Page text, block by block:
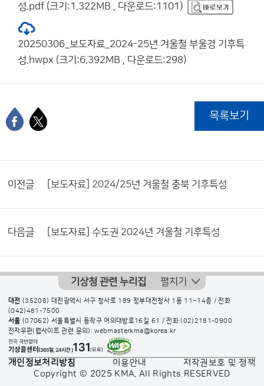
성.pdf (크기:1.322MB , 다운로드:1101)
20250306_보도자료_2024-25년 겨울철 부울경 기후특
성.hwpx (크기:6.392MB , 다운로드:298)
목록보기
이전글 [보도자료] 2024/25년 겨울철 충북 기후특성
다음글 [보도자료] 수도권 2024년 겨울철 기후특성
기상청 관련 누리집 펼치기
대전 (35208) 대전광역시 서구 청사로 189 정부대전청사 1동 11~14층 / 전화
(042)481-7500
서울 (07062) 서울특별시 동작구 여의대방로16길 61 / 전화(02)2181-0900
전자우편(웹사이트 관련 문의): webmasterkma@korea.kr
개인정보처리방침 이용안내
저작권보호 및 정책
Copyright © 2025 KMA. All Rights RESERVED